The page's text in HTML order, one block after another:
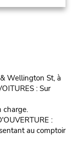
Wellington St, à
: Sur
charge.
:
au comptoir